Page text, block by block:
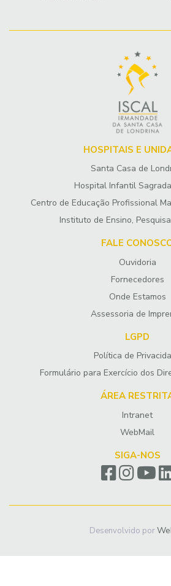
HOSPITAIS E
Santa Casa de
Hospital Infantil
Centro de Educação Profissional
Instituto de Ensino,
FALE
Ouvidoria
Fornecedores
Onde Estamos
Assessoria de
LGPD
Política de
Formulário para Exercício dos
ÁREA
Intranet
WebMail
SIGA-NOS
Desenvolvido por